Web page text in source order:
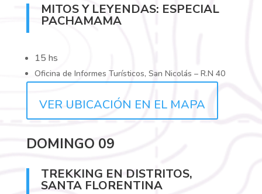
MITOS Y LEYENDAS: ESPECIAL
PACHAMAMA
15 hs
Oficina de Informes Turísticos, San Nicolás – R.N 40
VER UBICACIÓN EN EL MAPA
DOMINGO 09
TREKKING EN DISTRITOS,
SANTA FLORENTINA